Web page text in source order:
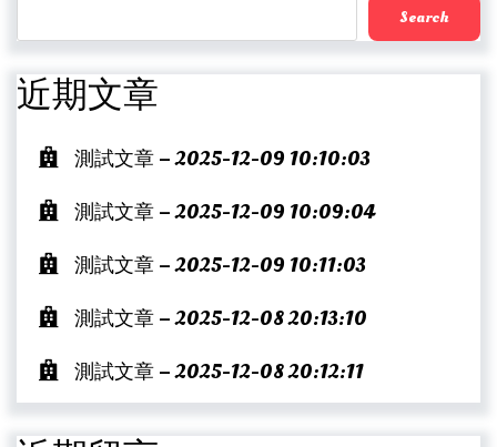
Search
近期文章
測試文章 – 2025-12-09 10:10:03
測試文章 – 2025-12-09 10:09:04
測試文章 – 2025-12-09 10:11:03
測試文章 – 2025-12-08 20:13:10
測試文章 – 2025-12-08 20:12:11